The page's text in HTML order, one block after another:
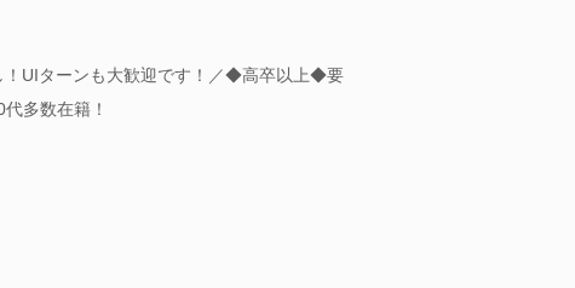
！UIターンも大歓迎です！／◆高卒以上◆要
多数在籍！